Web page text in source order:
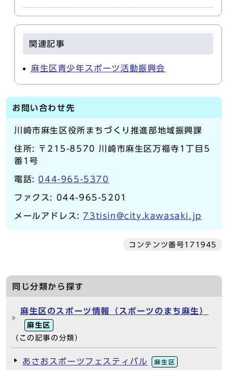
関連記事
麻生区青少年スポーツ活動振興会
お問い合わせ先
川崎市麻生区役所まちづくり推進部地域振興課
住所: 〒215-8570 川崎市麻生区万福寺1丁目5
番1号
電話: 044-965-5370
ファクス: 044-965-5201
メールアドレス:73tisin@city.kawasaki.jp
コンテンツ番号171945
同じ分類から探す
麻生区のスポーツ情報（スポーツのまち麻生）
麻生区
（この記事の分類）
あさおスポーツフェスティバル 麻生区